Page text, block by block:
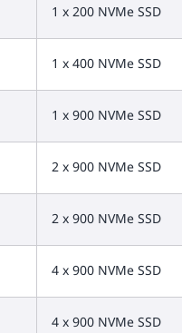
1 x 200 NVMe SSD
1 x 400 NVMe SSD
1 x 900 NVMe SSD
2 x 900 NVMe SSD
2 x 900 NVMe SSD
4 x 900 NVMe SSD
4 x 900 NVMe SSD